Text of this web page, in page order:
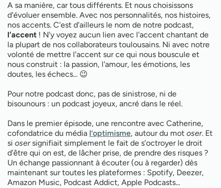
A sa manière, car tous différents. Et nous choisissons
d'évoluer ensemble. Avec nos personnalités, nos histoires,
nos accents. C'est d'ailleurs le nom de notre podcast,
l'accent ! N'y voyez aucun lien avec l'accent chantant de
la plupart de nos collaborateurs toulousains. Ni avec notre
volonté de mettre l'accent sur ce qui nous bouscule et
nous construit : la passion, l'amour, les émotions, les
doutes, les échecs... 😉
Pour notre podcast donc, pas de sinistrose, ni de
bisounours : un podcast joyeux, ancré dans le réel.
Dans le premier épisode, une rencontre avec Catherine,
cofondatrice du média l’optimisme, autour du mot oser. Et
si osersignifiait simplement le fait de s’octroyer le droit
d’être qui on est, de lâcher prise, de prendre des risques ?
Un échange passionnant à écouter (ou à regarder) dès
maintenant sur toutes les plateformes : Spotify, Deezer,
Amazon Music, Podcast Addict, Apple Podcasts...